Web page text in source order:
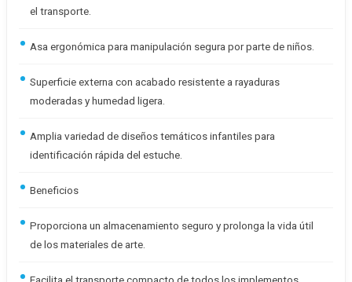
el transporte.
Asa ergonómica para manipulación segura por parte de niños.
Superficie externa con acabado resistente a rayaduras
moderadas y humedad ligera.
Amplia variedad de diseños temáticos infantiles para
identificación rápida del estuche.
Beneficios
Proporciona un almacenamiento seguro y prolonga la vida útil
de los materiales de arte.
Facilita el transporte compacto de todos los implementos